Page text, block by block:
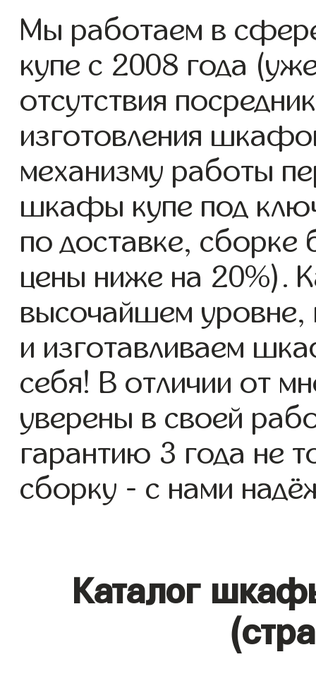
Мы работаем в
купе с 2008 года
отсутствия
изготовления
механизму работы
шкафы купе под
по доставке, сборке
цены ниже на 20%).
высочайшем
и изготавливаем
себя! В отличии от
уверены в своей
гарантию 3 года не
сборку - с нами
Каталог